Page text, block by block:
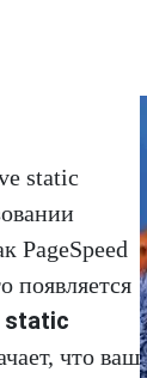
static
PageSpeed
появляется
static
что ваш